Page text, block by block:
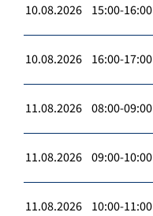
10.08.2026 15:00-16:00
10.08.2026 16:00-17:00
11.08.2026 08:00-09:00
11.08.2026 09:00-10:00
11.08.2026 10:00-11:00